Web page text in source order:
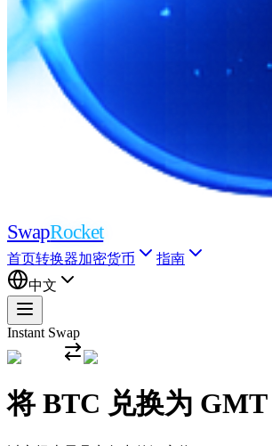
SwapRocket
首页转换器加密货币
指南
中文
Instant Swap
将 BTC 兑换为